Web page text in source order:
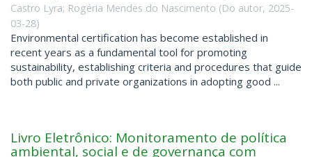
Castro Lyra; Rogéria Mendes do Nascimento (Do autor, 2025-
03-28)
Environmental certification has become established in
recent years as a fundamental tool for promoting
sustainability, establishing criteria and procedures that guide
both public and private organizations in adopting good ...
Livro Eletrônico: Monitoramento de política
ambiental, social e de governança com